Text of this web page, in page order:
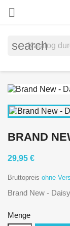

search
BRAND
29,95 €
Bruttopreis ohne
Brand New -
Menge